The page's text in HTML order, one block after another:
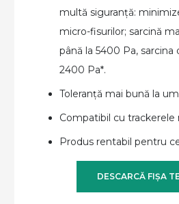
multă siguranță:
micro-fisurilor; sarcină
până la 5400 Pa, sarcina
2400 Pa*.
Toleranță mai bună la
Compatibil cu trackerele
Produs rentabil pentru
DESCARCĂ FIȘA